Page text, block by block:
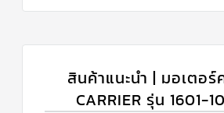
สินค้าแนะนำ | มอเตอร์
CARRIER รุ่น 1601-